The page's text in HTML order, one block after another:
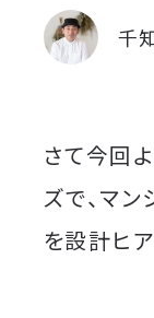
千
さて今回
ズで、マ
を設計ヒ